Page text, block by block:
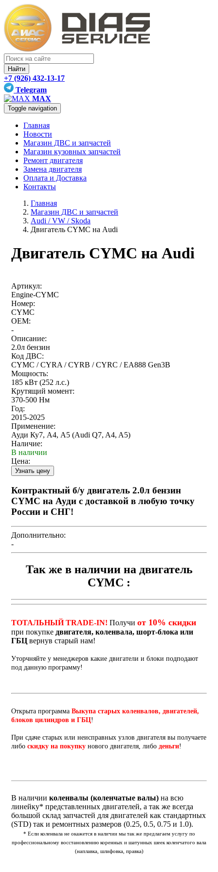
Найти
+7 (926) 432-13-17
Telegram
MAX
Toggle navigation
Главная
Новости
Магазин ДВС и запчастей
Магазин кузовных запчастей
Ремонт двигателя
Замена двигателя
Оплата и Доставка
Контакты
Главная
Магазин ДВС и запчастей
Audi / VW / Skoda
Двигатель CYMC на Audi
Двигатель CYMC на Audi
Артикул:
Engine-CYMC
Номер:
CYMC
OEM:
-
Описание:
2.0л бензин
Код ДВС:
CYMC / CYRA / CYRB / CYRC / EA888 Gen3B
Мощность:
185 кВт (252 л.с.)
Крутящий момент:
370-500 Нм
Год:
2015-2025
Применение:
Ауди Ку7, А4, А5 (Audi Q7, A4, A5)
Наличие:
В наличии
Цена:
Контрактный б/у двигатель 2.0л бензин
CYMC на Ауди с доставкой в любую точку
России и СНГ!
Дополнительно:
-
Так же в наличии на двигатель
CYMC :
ТОТАЛЬНЫЙ TRADE-IN! Получи от 10% скидки
при покупке двигателя, коленвала, шорт-блока или
ГБЦ вернув старый нам!
Уторчняйте у менеджеров какие двигатели и блоки подподают
под данную программу!
Открыта программа Выкупа старых коленвалов, двигателей,
блоков цилиндров и ГБЦ!
При сдаче старых или неисправных узлов двигателя вы получаете
либо скидку на покупку нового двигателя, либо деньги!
В наличии коленвалы (коленчатые валы) на всю
линейку* представленных двигателей, а так же всегда
большой склад запчастей для двигателей как стандартных
(STD) так и ремонтных размеров (0.25, 0.5, 0.75 и 1.0).
* Если коленвала не окажется в наличии мы так же предлагаем услугу по
профессиональному восстановлению коренных и шатунных шеек коленчатого вала
(наплавка, шлифовка, правка)